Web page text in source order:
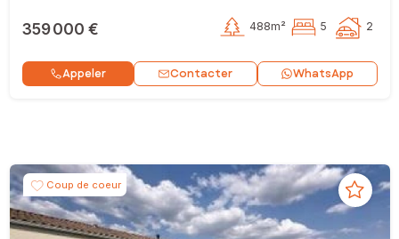
359 000 € 488m² 5 2
Appeler Contacter WhatsApp
Coup de coeur